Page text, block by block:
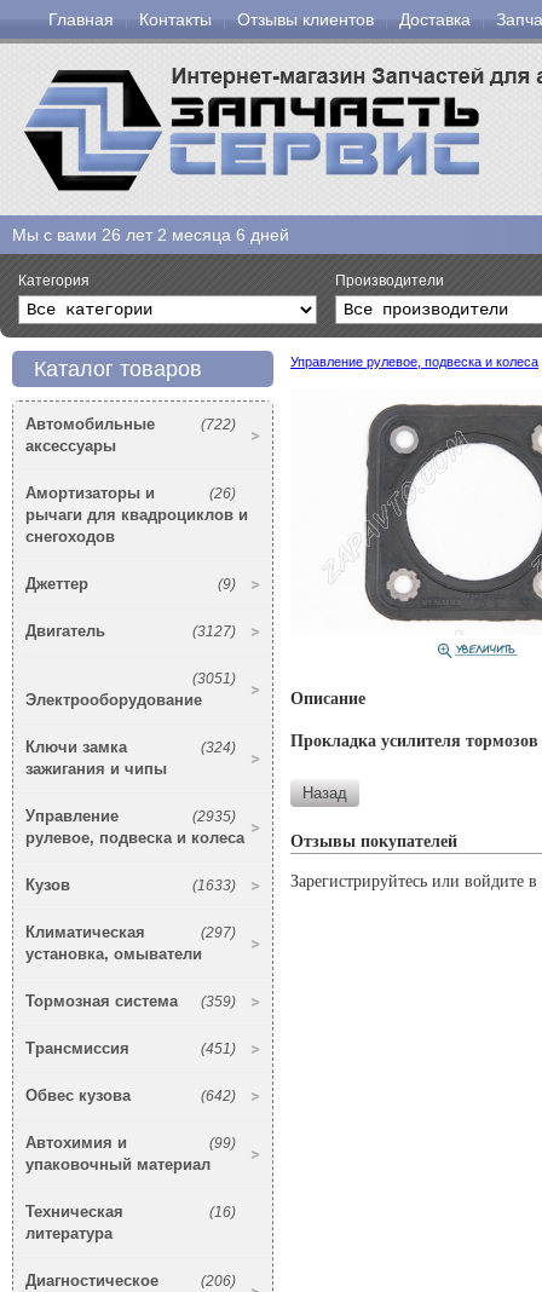
Главная Контакты Отзывы клиентов Доставка
Мы с вами 26 лет 2 месяца 6 дней
Категория Производители
Каталог товаров
(722)
Автомобильные
аксессуары
(26)
Амортизаторы и
рычаги для квадроциклов и
снегоходов
(9)
Джеттер
(3127)
Двигатель
(3051)
Электрооборудование
(324)
Ключи замка
зажигания и чипы
(2935)
Управление
рулевое, подвеска и колеса
(1633)
Кузов
(297)
Климатическая
установка, омыватели
(359)
Тормозная система
(451)
Трансмиссия
(642)
Обвес кузова
(99)
Автохимия и
упаковочный материал
(16)
Техническая
литература
(206)
Диагностическое
Управление рулевое, подвеска и колеса
Описание
Прокладка усилителя
Отзывы покупателей
Зарегистрируйтесь или войдите